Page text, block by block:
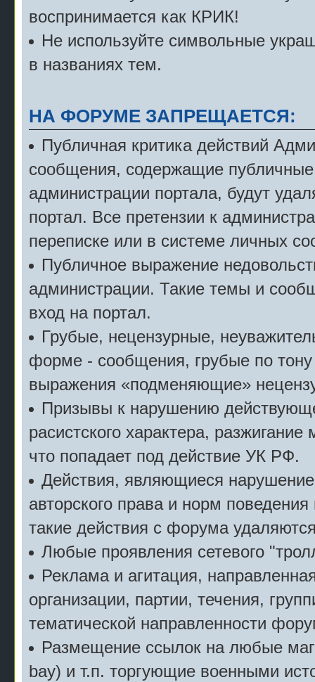
воспринимается как КРИК!
Не используйте символьные
в названиях тем.
НА ФОРУМЕ ЗАПРЕЩАЕТСЯ:
Публичная критика действий
сообщения, содержащие
администрации портала, будут
портал. Все претензии к
переписке или в системе личных
Публичное выражение
администрации. Такие темы и
вход на портал.
Грубые, нецензурные,
форме - сообщения, грубые по
выражения «подменяющие»
Призывы к нарушению
расистского характера,
что попадает под действие УК РФ.
Действия, являющиеся
авторского права и норм
такие действия с форума
Любые проявления сетевого
Реклама и агитация,
организации, партии, течения,
тематической направленности
Размещение ссылок на любые
bay) и т.п. торгующие военными